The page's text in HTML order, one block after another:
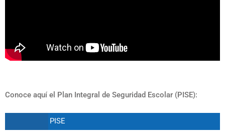
Conoce aquí el Plan Integral de Seguridad Escolar (PISE):
PISE